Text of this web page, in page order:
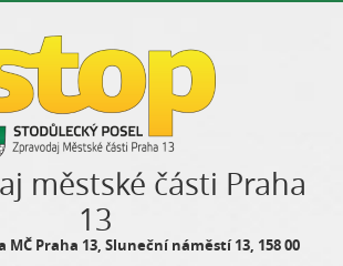
městské části Praha
13
MČ Praha 13, Sluneční náměstí 13, 158 00